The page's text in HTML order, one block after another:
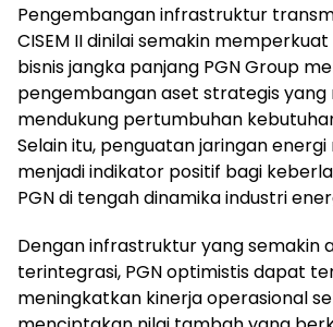
Pengembangan infrastruktur
CISEM II dinilai semakin
bisnis jangka panjang PGN Group
pengembangan aset strategis yang
mendukung pertumbuhan
Selain itu, penguatan jaringan energi
menjadi indikator positif bagi
PGN di tengah dinamika industri
Dengan infrastruktur yang semakin
terintegrasi, PGN optimistis dapat
meningkatkan kinerja operasional